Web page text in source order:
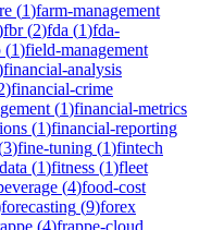
(1)farm-management
fbr(2)fda (1)fda-
(1)field-management
financial-analysis
)financial-crime
(1)financial-metrics
(1)financial-reporting
3)fine-tuning (1)fintech
(1)fitness (1)fleet
(4)food-cost
forecasting (9)forex
(4)frappe-cloud